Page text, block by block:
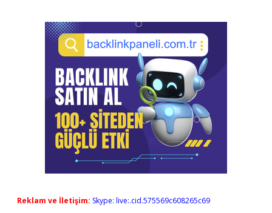
Reklam ve İletişim: Skype: live:.cid.575569c608265c69